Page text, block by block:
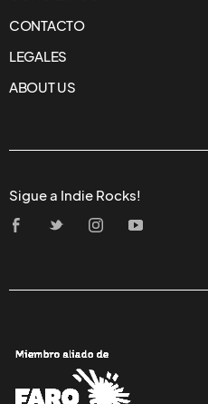
CONTACTO
LEGALES
ABOUT US
Sigue a Indie Rocks!